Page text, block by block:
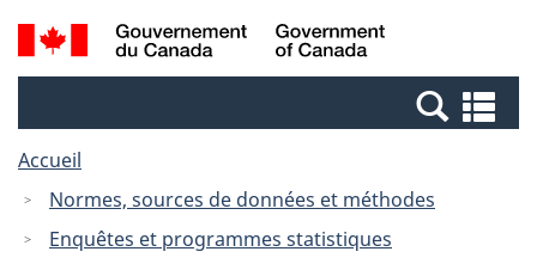
Passer
au
Passer
à
Canada
Recherche
et
et
Accueil
Normes, sources de données et méthodes
Enquêtes et programmes statistiques